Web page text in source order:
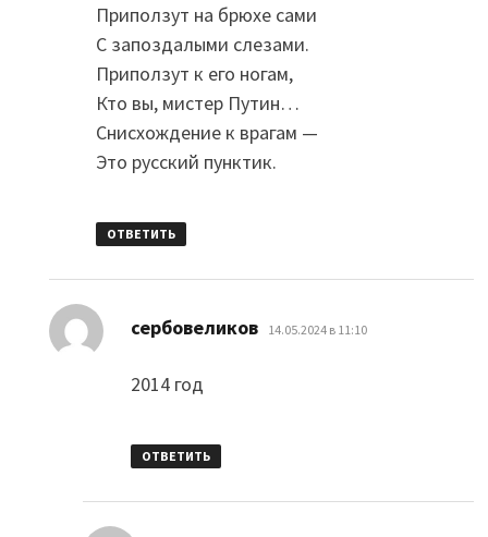
Приползут на брюхе сами
С запоздалыми слезами.
Приползут к его ногам,
Кто вы, мистер Путин…
Снисхождение к врагам —
Это русский пунктик.
ОТВЕТИТЬ
сербовеликов: 14.05.2024 в 11:10
2014 год
ОТВЕТИТЬ